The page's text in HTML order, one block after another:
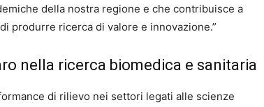
della nostra regione e che contribuisce a
produrre ricerca di valore e innovazione.”
nella ricerca biomedica e sanitaria
di rilievo nei settori legati alle scienze